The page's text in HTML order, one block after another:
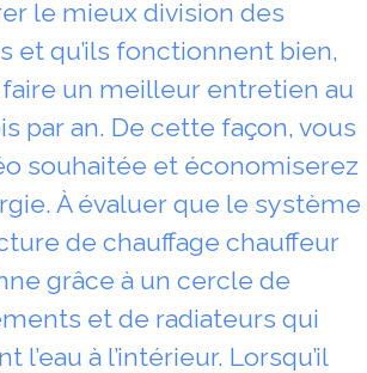
le mieux division des
et qu’ils fonctionnent bien,
un meilleur entretien au
par an. De cette façon, vous
souhaitée et économiserez
À évaluer que le système
de chauffage chauffeur
grâce à un cercle de
et de radiateurs qui
l’eau à l’intérieur. Lorsqu’il